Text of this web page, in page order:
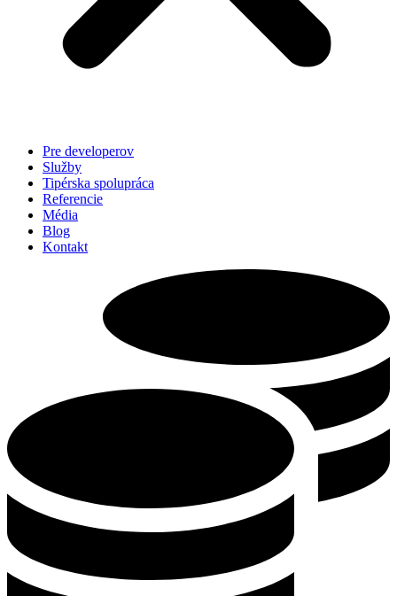
Pre developerov
Služby
Tipérska spolupráca
Referencie
Média
Blog
Kontakt